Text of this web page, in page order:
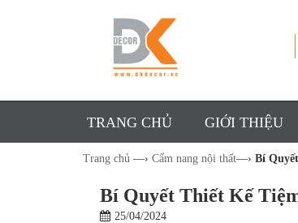
TRANG CHỦ GIỚI THIỆU
Trang chủ —› Cẩm nang nội thất—› Bí
Bí Quyết Thiết Kế
25/04/2024